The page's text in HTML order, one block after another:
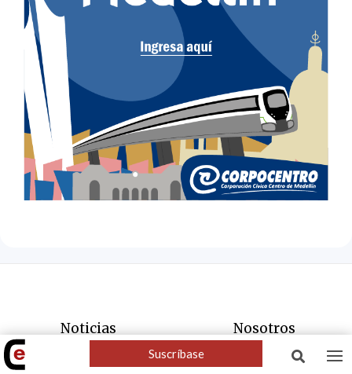
Noticias Nosotros
¿Quíenes somos?
Suscríbase 